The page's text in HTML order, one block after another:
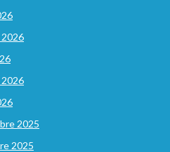
2026
2026
2025
2025